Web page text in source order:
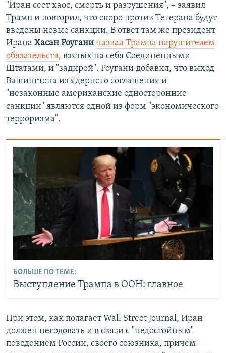
"Иран сеет хаос, смерть и разрушения", – заявил
Трамп и повторил, что скоро против Тегерана будут
введены новые санкции. В ответ там же президент
Ирана Хасан Роугани назвал Трампа нарушителем
обязательств, взятых на себя Соединенными
Штатами, и "задирой". Роугани добавил, что выход
Вашингтона из ядерного соглашения и
"незаконные американские односторонние
санкции" являются одной из форм "экономического
терроризма".
БОЛЬШЕ ПО ТЕМЕ:
Выступление Трампа в ООН: главное
При этом, как полагает Wall Street Journal, Иран
должен негодовать и в связи с "недостойным"
поведением России, своего союзника, причем